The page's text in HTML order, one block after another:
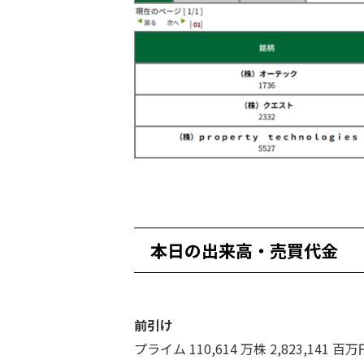
本日の出来高・売買代金
前引け
プライム 110,614 万株 2,823,141 百万